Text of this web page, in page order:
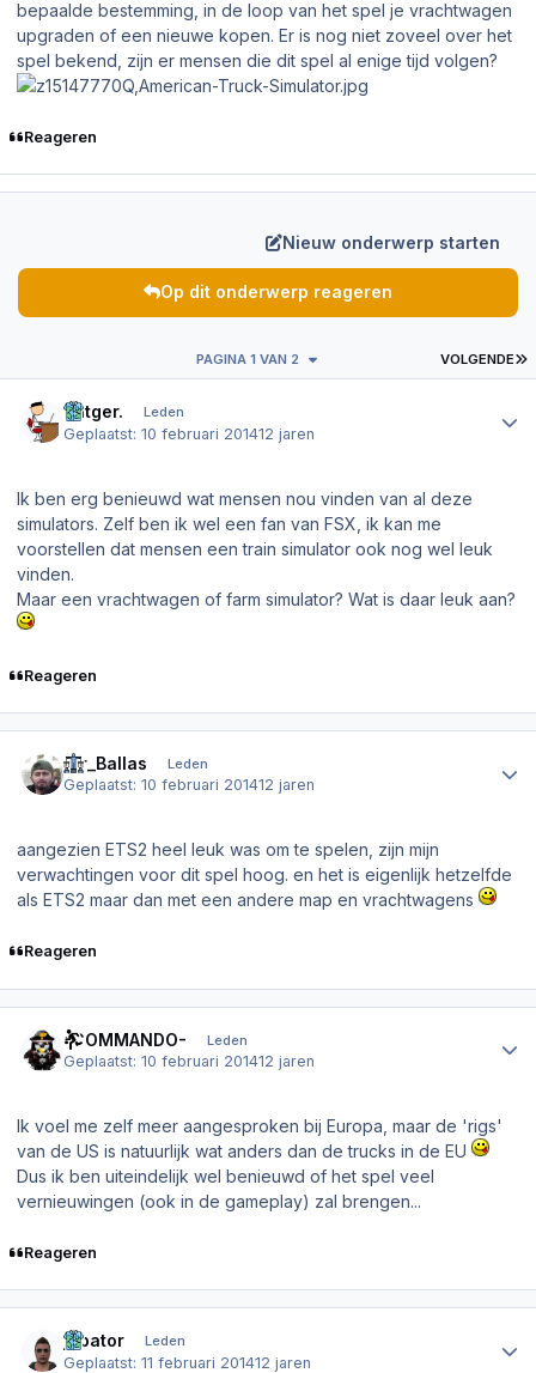
bepaalde bestemming, in de loop van het spel je vrachtwagen
upgraden of een nieuwe kopen. Er is nog niet zoveel over het
spel bekend, zijn er mensen die dit spel al enige tijd volgen?
Reageren
Nieuw onderwerp starten
Op dit onderwerp reageren
VOLGENDE
PAGINA 1 VAN 2
Rutger. Leden
Geplaatst:10 februari 201412 jaren
Ik ben erg benieuwd wat mensen nou vinden van al deze
simulators. Zelf ben ik wel een fan van FSX, ik kan me
voorstellen dat mensen een train simulator ook nog wel leuk
vinden.
Maar een vrachtwagen of farm simulator? Wat is daar leuk aan?
Reageren
Sir_Ballas Leden
Geplaatst:10 februari 201412 jaren
aangezien ETS2 heel leuk was om te spelen, zijn mijn
verwachtingen voor dit spel hoog. en het is eigenlijk hetzelfde
als ETS2 maar dan met een andere map en vrachtwagens
Reageren
-COMMANDO- Leden
Geplaatst:10 februari 201412 jaren
Ik voel me zelf meer aangesproken bij Europa, maar de 'rigs'
van de US is natuurlijk wat anders dan de trucks in de EU
Dus ik ben uiteindelijk wel benieuwd of het spel veel
vernieuwingen (ook in de gameplay) zal brengen...
Reageren
jobator Leden
Geplaatst:11 februari 201412 jaren